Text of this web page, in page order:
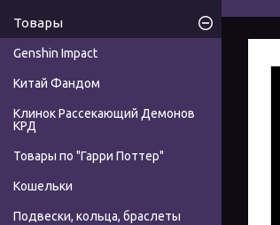
Товары
Genshin Impact
Китай Фандом
Клинок Рассекающий Демонов
КРД
Товары по "Гарри Поттер"
Кошельки
Подвески, кольца, браслеты